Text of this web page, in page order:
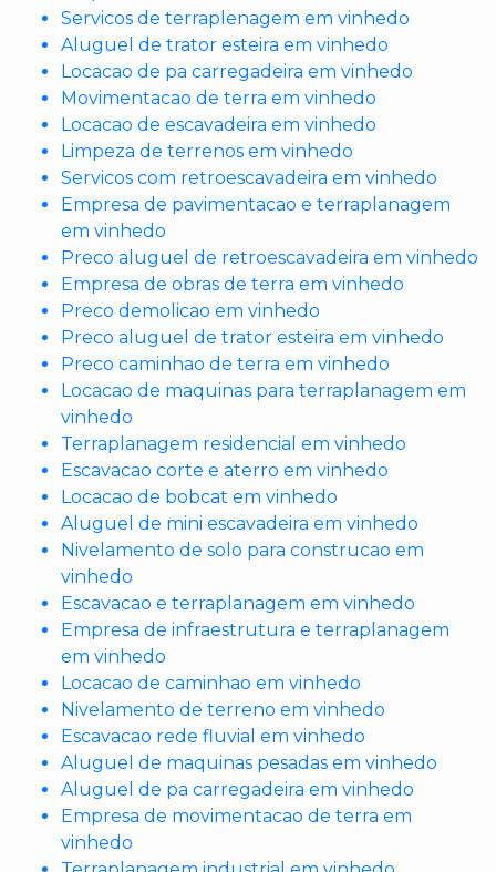
Servicos de terraplenagem em vinhedo
Aluguel de trator esteira em vinhedo
Locacao de pa carregadeira em vinhedo
Movimentacao de terra em vinhedo
Locacao de escavadeira em vinhedo
Limpeza de terrenos em vinhedo
Servicos com retroescavadeira em vinhedo
Empresa de pavimentacao e terraplanagem
em vinhedo
Preco aluguel de retroescavadeira em vinhedo
Empresa de obras de terra em vinhedo
Preco demolicao em vinhedo
Preco aluguel de trator esteira em vinhedo
Preco caminhao de terra em vinhedo
Locacao de maquinas para terraplanagem em
vinhedo
Terraplanagem residencial em vinhedo
Escavacao corte e aterro em vinhedo
Locacao de bobcat em vinhedo
Aluguel de mini escavadeira em vinhedo
Nivelamento de solo para construcao em
vinhedo
Escavacao e terraplanagem em vinhedo
Empresa de infraestrutura e terraplanagem
em vinhedo
Locacao de caminhao em vinhedo
Nivelamento de terreno em vinhedo
Escavacao rede fluvial em vinhedo
Aluguel de maquinas pesadas em vinhedo
Aluguel de pa carregadeira em vinhedo
Empresa de movimentacao de terra em
vinhedo